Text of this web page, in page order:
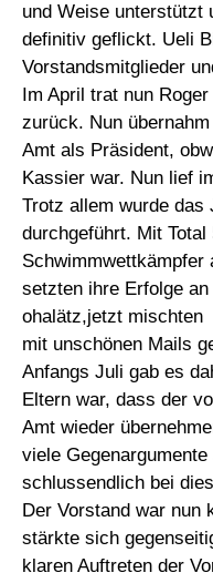
und Weise unterstützt
definitiv geflickt. Ueli
Vorstandsmitglieder
Im April trat nun
zurück. Nun
Amt als Präsident,
Kassier war. Nun lief
Trotz allem wurde das
durchgeführt. Mit Total
Schwimmwettkämpfer
setzten ihre Erfolge
ohalätz,jetzt mischten
mit unschönen Mails
Anfangs Juli gab es
Eltern war, dass der
Amt wieder
viele
schlussendlich bei
Der Vorstand war nun
stärkte sich
klaren Auftreten der